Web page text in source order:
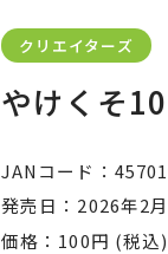
クリエイターズ
やけくそ
JANコード
発売日
2026年2
価格
100円 (税込)